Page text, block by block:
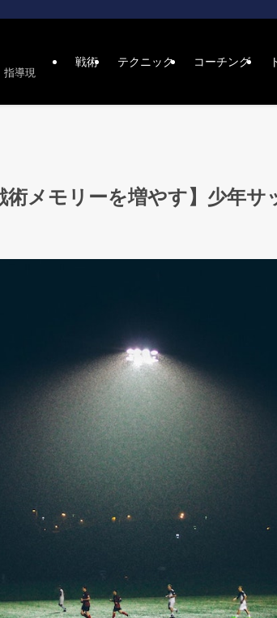
指導現
戦術 テクニック コーチング
メモリーを増やす】少年サ